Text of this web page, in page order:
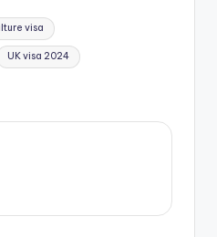
visa
UK visa 2024